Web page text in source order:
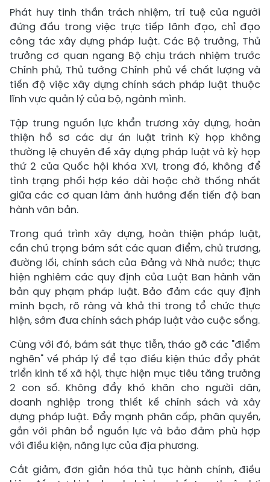
Phát huy tinh thần trách nhiệm, trí tuệ của người
đứng đầu trong việc trực tiếp lãnh đạo, chỉ đạo
công tác xây dựng pháp luật. Các Bộ trưởng, Thủ
trưởng cơ quan ngang Bộ chịu trách nhiệm trước
Chính phủ, Thủ tướng Chính phủ về chất lượng và
tiến độ việc xây dựng chính sách pháp luật thuộc
lĩnh vực quản lý của bộ, ngành mình.
Tập trung nguồn lực khẩn trương xây dựng, hoàn
thiện hồ sơ các dự án luật trình Kỳ họp không
thường lệ chuyên đề xây dựng pháp luật và kỳ họp
thứ 2 của Quốc hội khóa XVI, trong đó, không để
tình trạng phối hợp kéo dài hoặc chờ thống nhất
giữa các cơ quan làm ảnh hưởng đến tiến độ ban
hành văn bản.
Trong quá trình xây dựng, hoàn thiện pháp luật,
cần chú trọng bám sát các quan điểm, chủ trương,
đường lối, chính sách của Đảng và Nhà nước; thực
hiện nghiêm các quy định của Luật Ban hành văn
bản quy phạm pháp luật. Bảo đảm các quy định
minh bạch, rõ ràng và khả thi trong tổ chức thực
hiện, sớm đưa chính sách pháp luật vào cuộc sống.
Cùng với đó, bám sát thực tiễn, tháo gỡ các "điểm
nghẽn" về pháp lý để tạo điều kiện thúc đẩy phát
triển kinh tế xã hội, thực hiện mục tiêu tăng trưởng
2 con số. Không đẩy khó khăn cho người dân,
doanh nghiệp trong thiết kế chính sách và xây
dựng pháp luật. Đẩy mạnh phân cấp, phân quyền,
gắn với phân bổ nguồn lực và bảo đảm phù hợp
với điều kiện, năng lực của địa phương.
Cắt giảm, đơn giản hóa thủ tục hành chính, điều